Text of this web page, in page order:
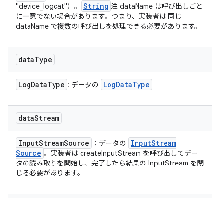
"device_logcat"）。
String 注 dataName は呼び出しごと
に一意でない場合があります。つまり、実装者は 同じ
dataName で複数の呼び出しを処理できる必要があります。
dataType
LogDataType : データの LogDataType
dataStream
InputStreamSource ：データの InputStream
Source 。実装者は createInputStream を呼び出してデー
タの読み取りを開始し、完了したら結果の InputStream を閉
じる必要があります。